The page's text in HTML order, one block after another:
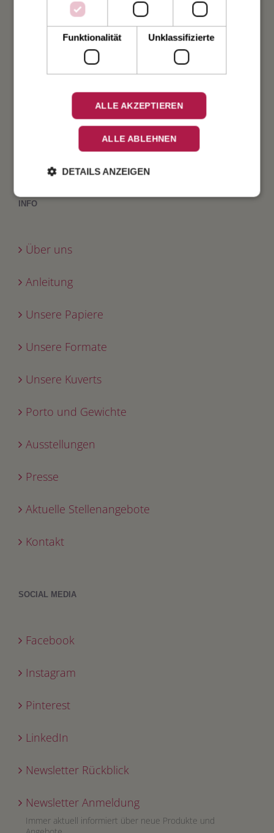
Geburtstag
INFO
Über uns
Anleitung
Unsere Papiere
Unsere Formate
Unsere Kuverts
Porto und Gewichte
Ausstellungen
Presse
Aktuelle Stellenangebote
Kontakt
SOCIAL MEDIA
Facebook
Instagram
Pinterest
LinkedIn
Newsletter Rückblick
Newsletter Anmeldung
Immer aktuell informiert über neue Produkte und
Funktionalität Unklassifizierte
ALLE AKZEPTIEREN
ALLE ABLEHNEN
DETAILS ANZEIGEN